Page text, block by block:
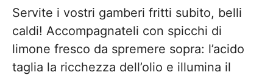
Servite i vostri gamberi fritti subito, belli
caldi! Accompagnateli con spicchi di
limone fresco da spremere sopra: l’acido
taglia la ricchezza dell’olio e illumina il